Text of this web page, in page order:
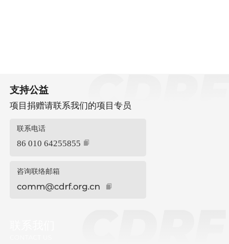
支持公益
项目捐赠请联系我们的项目专员
联系电话
86 010 64255855
咨询联络邮箱